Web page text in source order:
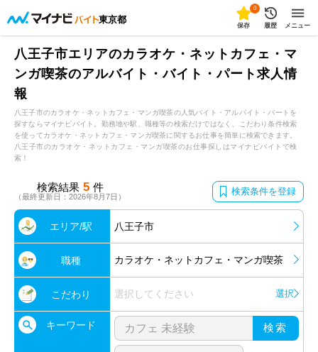
東京都
0
保存 履歴 メニュー
八王子市エリアのカラオケ・ネットカフェ・マ
ンガ喫茶のアルバイト・バイト・パート求人情
報
八王子市のカラオケ・ネットカフェ・マンガ喫茶の人気バイト・アルバイト・パートを
探すならマイナビバイト。勤務地や駅、職種等の検索だけではなく、こだわり条件検索
を使ってカラオケ・ネットカフェ・マンガ喫茶に関するお仕事を簡単に検索できます。
八王子市のカラオケ・ネットカフェ・マンガ喫茶のお仕事探しはマイナビバイトで検
索！
検索結果 5 件
（最終更新日：2026年8月7日） 検索条件を登録
エリア/駅 八王子市
職種 カラオケ・ネットカフェ・マンガ喫茶
こだわり 選択してください 選択
キーワード 検索